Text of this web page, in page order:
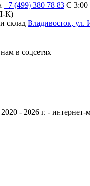
+7 (499) 380 78 83 С 3:00
К)
склад Владивосток, ул.
в соцсетях
- 2026 г. - интернет-